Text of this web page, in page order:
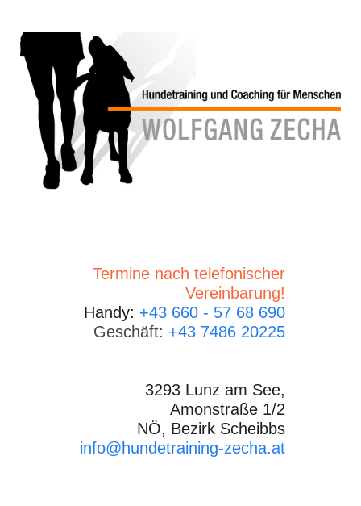
Termine nach telefonischer
Vereinbarung!
Handy: +43 660 - 57 68 690
Geschäft: +43 7486 20225
3293 Lunz am See,
Amonstraße 1/2
NÖ, Bezirk Scheibbs
info@hundetraining-zecha.at